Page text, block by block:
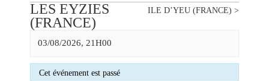
ILE D’YEU (FRANCE) >
LES EYZIES
(FRANCE)
03/08/2026, 21H00
Cet événement est passé